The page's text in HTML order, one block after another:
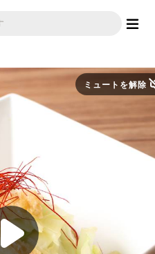
ミュートを解除